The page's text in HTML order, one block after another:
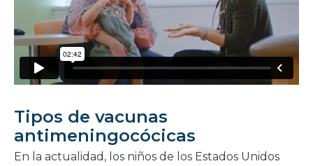
Tipos de vacunas
antimeningocócicas
En la actualidad, los niños de los Estados Unidos